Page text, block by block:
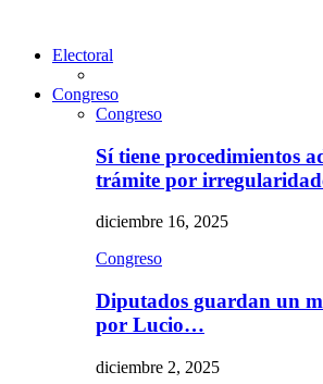
Electoral
Congreso
Congreso
Sí tiene procedimientos
trámite por
diciembre 16, 2025
Congreso
Diputados guardan un
por Lucio…
diciembre 2, 2025